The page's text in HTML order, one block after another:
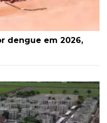
dengue em 2026,